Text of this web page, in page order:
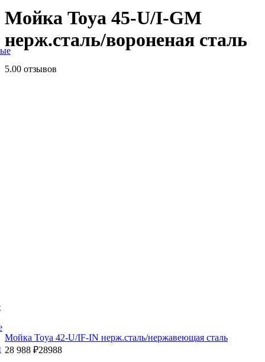
Мойка Toya 45-U/I-GM
нерж.сталь/вороненая сталь
5.00 отзывов
Мойка Toya 42-U/IF-IN нерж.сталь/нержавеющая сталь
28 988 ₽28988